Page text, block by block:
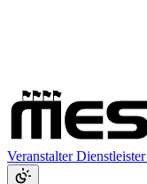
VeranstalterDienstleister